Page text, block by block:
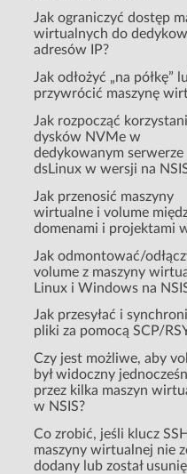
Jak ograniczyć dostęp
wirtualnych do
adresów IP?
Jak odłożyć „na półkę”
przywrócić maszynę
Jak rozpocząć
dysków NVMe w
dedykowanym serwerze
dsLinux w wersji na
Jak przenosić maszyny
wirtualne i volume
domenami i projektami
Jak odmontować/
volume z maszyny
Linux i Windows na
Jak przesyłać i
pliki za pomocą SCP/
Czy jest możliwe, aby
był widoczny
przez kilka maszyn
w NSIS?
Co zrobić, jeśli klucz
maszyny wirtualnej nie
dodany lub został